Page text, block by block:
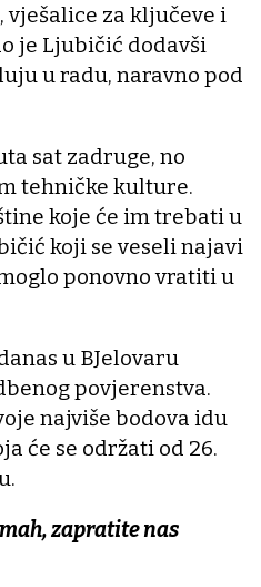
za ključeve i
je Ljubičić dodavši
u radu, naravno pod
sat zadruge, no
tehničke kulture.
koje će im trebati u
koji se veseli najavi
ponovno vratiti u
u BJelovaru
povjerenstva.
najviše bodova idu
će se održati od 26.
zapratite nas